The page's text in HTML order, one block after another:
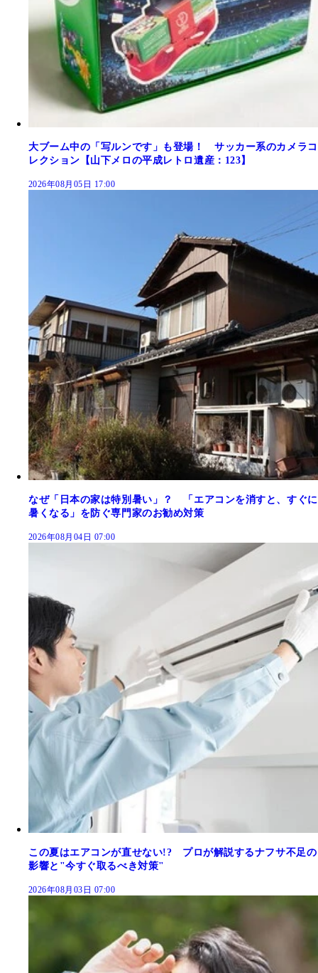
大ブーム中の「写ルンです」も登場！ サッカー系のカメラコ
レクション【山下メロの平成レトロ遺産：123】
2026年08月05日 17:00
なぜ「日本の家は特別暑い」？ 「エアコンを消すと、すぐに
暑くなる」を防ぐ専門家のお勧め対策
2026年08月04日 07:00
この夏はエアコンが直せない!? プロが解説するナフサ不足の
影響と"今すぐ取るべき対策"
2026年08月03日 07:00